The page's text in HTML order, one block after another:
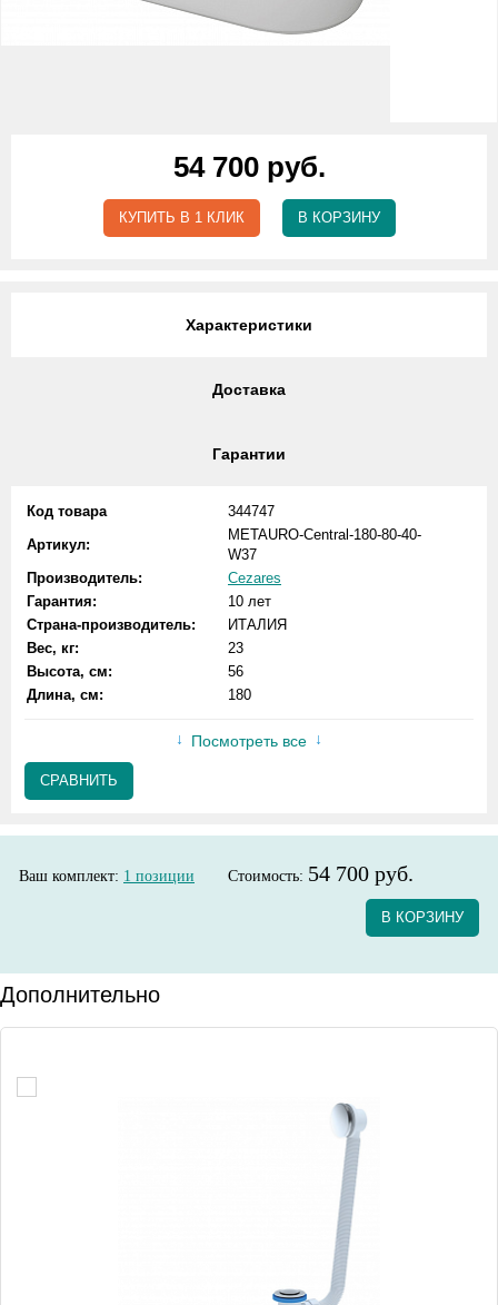
54 700 руб.
КУПИТЬ В 1 КЛИК В КОРЗИНУ
Характеристики
Доставка
Гарантии
Код товара
344747
Артикул:
METAURO-Central-180-80-40-
W37
Производитель:
Cezares
Гарантия:
10 лет
Страна-производитель:
ИТАЛИЯ
Вес, кг:
23
Высота, см:
56
Длина, см:
180
Посмотреть все
СРАВНИТЬ
Ваш комплект: 1 позиции Стоимость: 54 700 руб.
В КОРЗИНУ
Дополнительно